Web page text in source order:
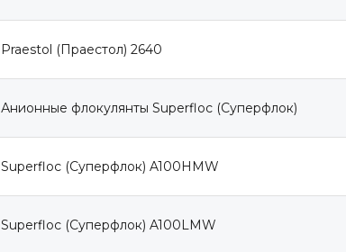
Praestol (Праестол) 2640
Анионные флокулянты Superfloc (Суперфлок)
Superfloc (Суперфлок) A100HMW
Superfloc (Суперфлок) A100LMW